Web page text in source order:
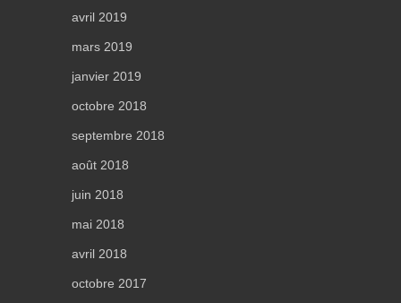
avril 2019
mars 2019
janvier 2019
octobre 2018
septembre 2018
août 2018
juin 2018
mai 2018
avril 2018
octobre 2017